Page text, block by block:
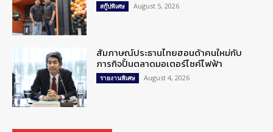
สกู๊ปพิเศษ August 5, 2026
สัมภาษณ์ประธานไทยฮอนด้าคนใหม่กับ
ภารกิจปั้นตลาดมอเตอร์ไซค์ไฟฟ้า
รายงานพิเศษ August 4, 2026